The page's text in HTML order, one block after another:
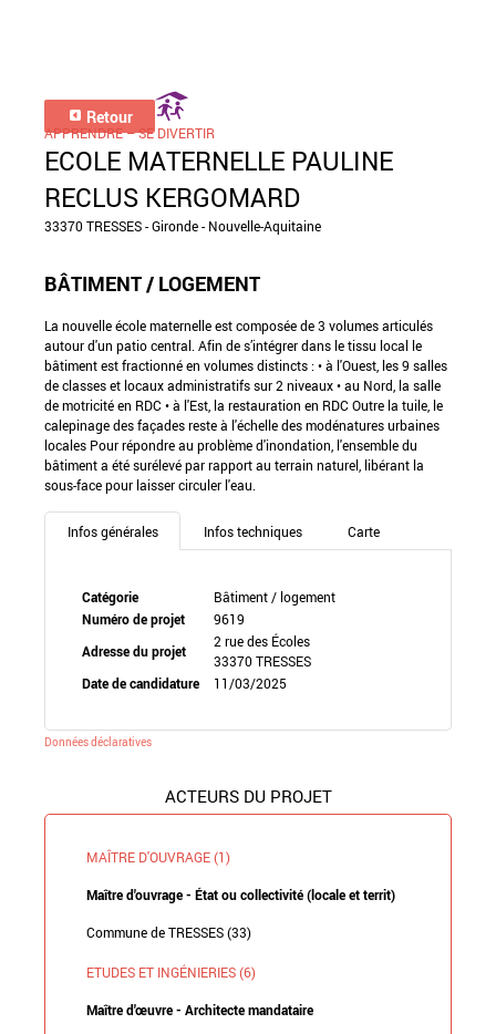
Retour
APPRENDRE – SE DIVERTIR
ECOLE MATERNELLE PAULINE
RECLUS KERGOMARD
33370 TRESSES - Gironde - Nouvelle-Aquitaine
BÂTIMENT / LOGEMENT
La nouvelle école maternelle est composée de 3 volumes articulés
autour d'un patio central. Afin de s’intégrer dans le tissu local le
bâtiment est fractionné en volumes distincts : • à l'Ouest, les 9 salles
de classes et locaux administratifs sur 2 niveaux • au Nord, la salle
de motricité en RDC • à l'Est, la restauration en RDC Outre la tuile, le
calepinage des façades reste à l'échelle des modénatures urbaines
locales Pour répondre au problème d'inondation, l'ensemble du
bâtiment a été surélevé par rapport au terrain naturel, libérant la
sous-face pour laisser circuler l'eau.
Infos générales Infos techniques Carte
Catégorie
Bâtiment / logement
Numéro de projet
9619
Adresse du projet
2 rue des Écoles
33370 TRESSES
Date de candidature
11/03/2025
Données déclaratives
ACTEURS DU PROJET
MAÎTRE D'OUVRAGE (1)
Maître d'ouvrage - État ou collectivité (locale et territ)
Commune de TRESSES (33)
ETUDES ET INGÉNIERIES (6)
Maître d'œuvre - Architecte mandataire